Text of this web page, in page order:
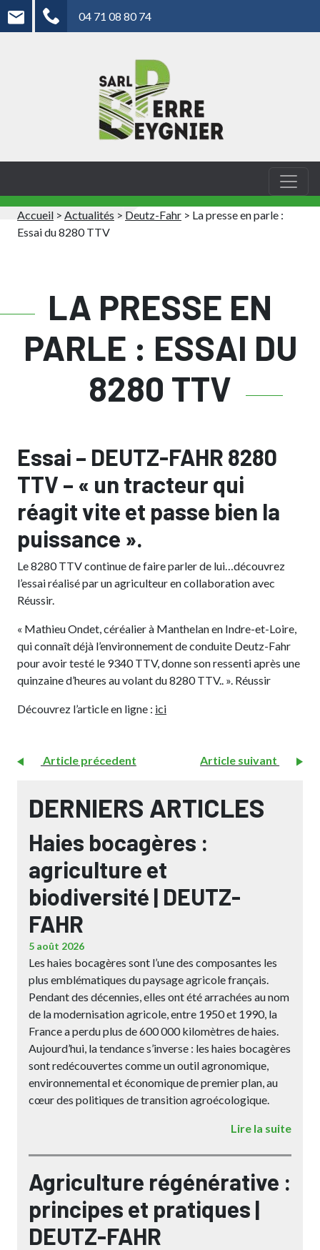
04 71 08 80 74
Accueil > Actualités > Deutz-Fahr > La presse en parle :
Essai du 8280 TTV
LA PRESSE EN
PARLE : ESSAI DU
8280 TTV
Essai – DEUTZ-FAHR 8280
TTV – « un tracteur qui
réagit vite et passe bien la
puissance ».
Le 8280 TTV continue de faire parler de lui…découvrez
l’essai réalisé par un agriculteur en collaboration avec
Réussir.
« Mathieu Ondet, céréalier à Manthelan en Indre-et-Loire,
qui connaît déjà l’environnement de conduite Deutz-Fahr
pour avoir testé le 9340 TTV, donne son ressenti après une
quinzaine d’heures au volant du 8280 TTV.. ». Réussir
Découvrez l’article en ligne : ici
Article précedent Article suivant
DERNIERS ARTICLES
Haies bocagères :
agriculture et
biodiversité | DEUTZ-
FAHR
5 août 2026
Les haies bocagères sont l’une des composantes les
plus emblématiques du paysage agricole français.
Pendant des décennies, elles ont été arrachées au nom
de la modernisation agricole, entre 1950 et 1990, la
France a perdu plus de 600 000 kilomètres de haies.
Aujourd’hui, la tendance s’inverse : les haies bocagères
sont redécouvertes comme un outil agronomique,
environnemental et économique de premier plan, au
cœur des politiques de transition agroécologique.
Lire la suite
Agriculture régénérative :
principes et pratiques |
DEUTZ-FAHR